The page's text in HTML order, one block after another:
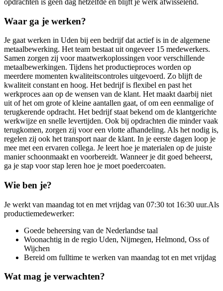
Waar ga je werken?
Je gaat werken in Uden bij een bedrijf dat actief is in de algemene
metaalbewerking. Het team bestaat uit ongeveer 15 medewerkers.
Samen zorgen zij voor maatwerkoplossingen voor verschillende
metaalbewerkingen. Tijdens het productieproces worden op
meerdere momenten kwaliteitscontroles uitgevoerd. Zo blijft de
kwaliteit constant en hoog. Het bedrijf is flexibel en past het
werkproces aan op de wensen van de klant. Het maakt daarbij niet
uit of het om grote of kleine aantallen gaat, of om een eenmalige of
terugkerende opdracht. Het bedrijf staat bekend om de klantgerichte
werkwijze en snelle levertijden. Ook bij opdrachten die minder vaak
terugkomen, zorgen zij voor een vlotte afhandeling. Als het nodig is,
regelen zij ook het transport naar de klant. In je eerste dagen loop je
mee met een ervaren collega. Je leert hoe je materialen op de juiste
manier schoonmaakt en voorbereidt. Wanneer je dit goed beheerst,
ga je stap voor stap leren hoe je moet poedercoaten.
Wie ben je?
Je werkt van maandag tot en met vrijdag van 07:30 tot 16:30 uur.Als
productiemedewerker:
Goede beheersing van de Nederlandse taal
Woonachtig in de regio Uden, Nijmegen, Helmond, Oss of
Wijchen
Bereid om fulltime te werken van maandag tot en met vrijdag
Wat mag je verwachten?